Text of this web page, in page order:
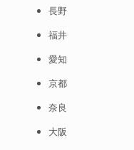
長野
福井
愛知
京都
奈良
大阪